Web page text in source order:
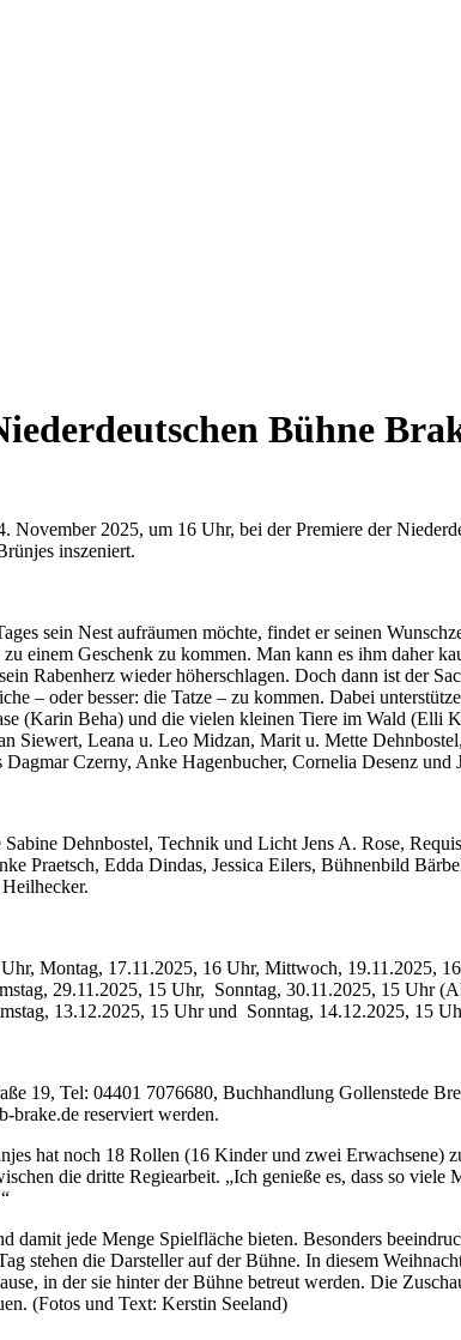
Bühne
November 2025, um 16 Uhr, bei der Premiere der
inszeniert.
sein Nest aufräumen möchte, findet er seinen
einem Geschenk zu kommen. Man kann es ihm daher
Rabenherz wieder höherschlagen. Doch dann ist der
– oder besser: die Tatze – zu kommen. Dabei
(Karin Beha) und die vielen kleinen Tiere im Wald (Elli
Siewert, Leana u. Leo Midzan, Marit u. Mette
Czerny, Anke Hagenbucher, Cornelia Desenz und
Dehnbostel, Technik und Licht Jens A. Rose,
Praetsch, Edda Dindas, Jessica Eilers, Bühnenbild
Montag, 17.11.2025, 16 Uhr, Mittwoch, 19.11.2025,
29.11.2025, 15 Uhr, Sonntag, 30.11.2025, 15 Uhr
13.12.2025, 15 Uhr und Sonntag, 14.12.2025, 15
19, Tel: 04401 7076680, Buchhandlung Gollenstede
brake.de reserviert werden.
hat noch 18 Rollen (16 Kinder und zwei Erwachsene)
die dritte Regiearbeit. „Ich genieße es, dass so
jede Menge Spielfläche bieten. Besonders
stehen die Darsteller auf der Bühne. In diesem
in der sie hinter der Bühne betreut werden. Die
(Fotos und Text: Kerstin Seeland)